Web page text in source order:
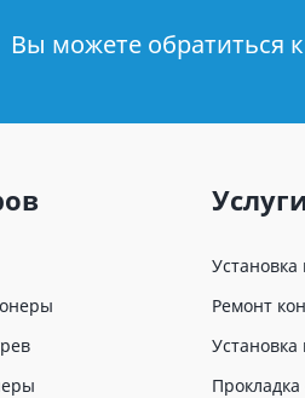
Вы можете обратиться
Ремонт